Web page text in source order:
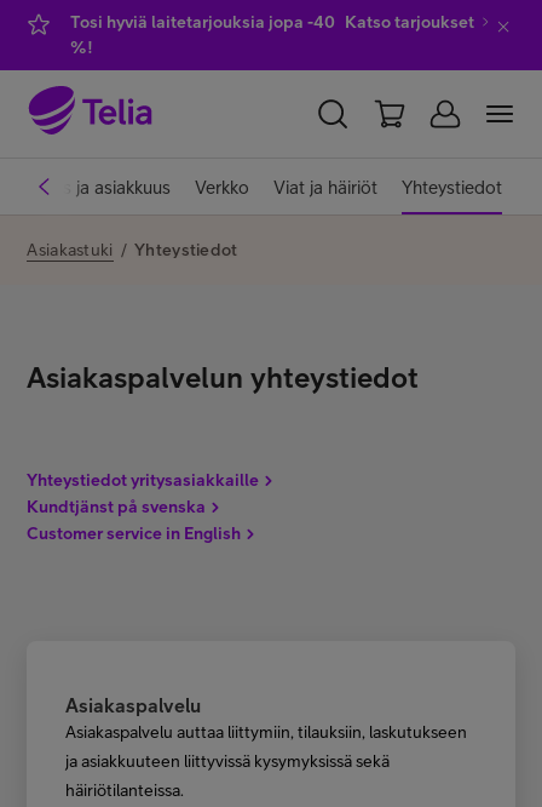
Tosi hyviä laitetarjouksia jopa -40
%!
Katso tarjoukset
YKSITYISILLE YRITYKSILLE WHOLESALE
Laitteet
TV ja viihde
EN SV
Laskutus ja asiakkuus Verkko Viat ja häiriöt Yhteystiedot
Asiakastuki / Yhteystiedot
Asiakaspalvelun yhteystiedot
Yhteystiedot yritysasiakkaille
Kundtjänst på svenska
Customer service in English
Asiakaspalvelu
Asiakaspalvelu auttaa liittymiin, tilauksiin, laskutukseen
ja asiakkuuteen liittyvissä kysymyksissä sekä
häiriötilanteissa.